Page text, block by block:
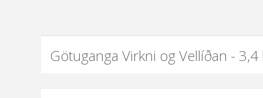
Götuganga Virkni og Vellíðan - 3,4